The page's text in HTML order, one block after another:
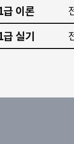
이론
실기